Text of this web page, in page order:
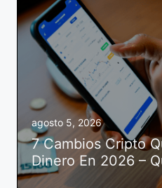
agosto 5, 2026
7 Cambios Cripto
Dinero En 2026 –